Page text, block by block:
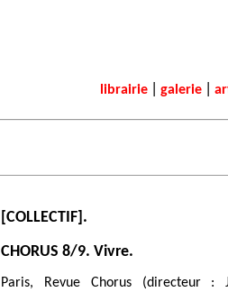
librairie galerie
[COLLECTIF].
CHORUS 8/9. Vivre.
Paris, Revue Chorus (directeur :